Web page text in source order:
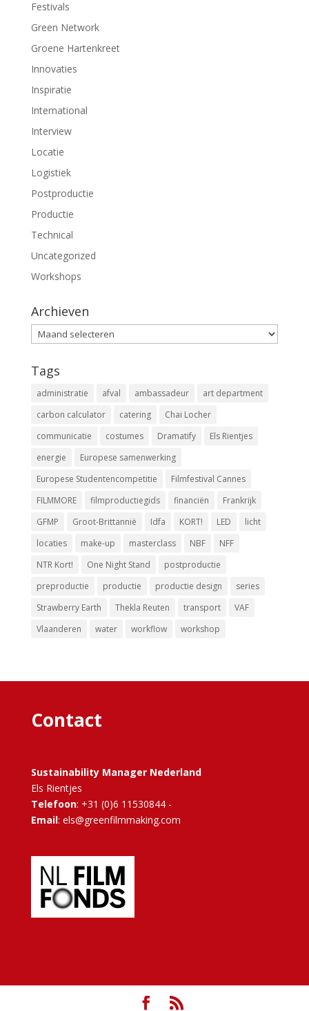
Festivals
Green Network
Groene Hartenkreet
Innovaties
Inspiratie
International
Interview
Locatie
Logistiek
Postproductie
Productie
Technical
Uncategorized
Workshops
Archieven
Archieven
Tags
administratie afval ambassadeur
art department
carbon calculator
catering
Chai Locher
communicatie
costumes Dramatify
Els Rientjes
energie
Europese samenwerking
Europese Studentencompetitie
Filmfestival Cannes
FILMMORE
filmproductiegids financiën
Frankrijk
GFMP
Groot-Brittannië Idfa KORT! LED
licht
locaties
make-up masterclass NBF
NFF
NTR Kort!
One Night Stand
postproductie
preproductie
productie productie design
series
Strawberry Earth
Thekla Reuten transport
VAF
Vlaanderen
water workflow workshop
Contact
Sustainability Manager Nederland
Els Rientjes
Telefoon: +31 (0)6 11530844 -
Email: els@greenfilmmaking.com